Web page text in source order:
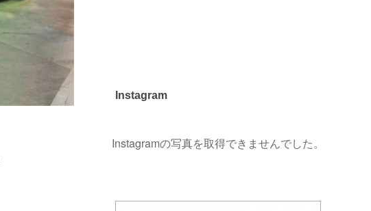
Instagram
Instagramの写真を取得できませんでした。